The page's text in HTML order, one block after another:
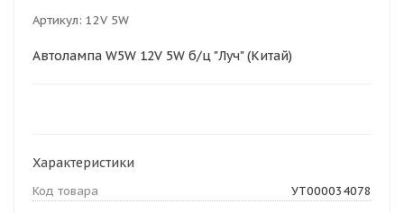
Артикул: 12V 5W
Автолампа W5W 12V 5W б/ц "Луч" (Китай)
Характеристики
Код товара УТ000034078